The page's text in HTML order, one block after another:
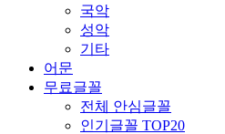
국악
성악
기타
어문
무료글꼴
전체 안심글꼴
인기글꼴 TOP20